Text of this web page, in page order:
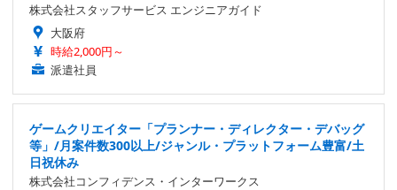
株式会社スタッフサービス エンジニアガイド
大阪府
時給2,000円～
派遣社員
ゲームクリエイター「プランナー・ディレクター・デバッグ
等」/月案件数300以上/ジャンル・プラットフォーム豊富/土
日祝休み
株式会社コンフィデンス・インターワークス